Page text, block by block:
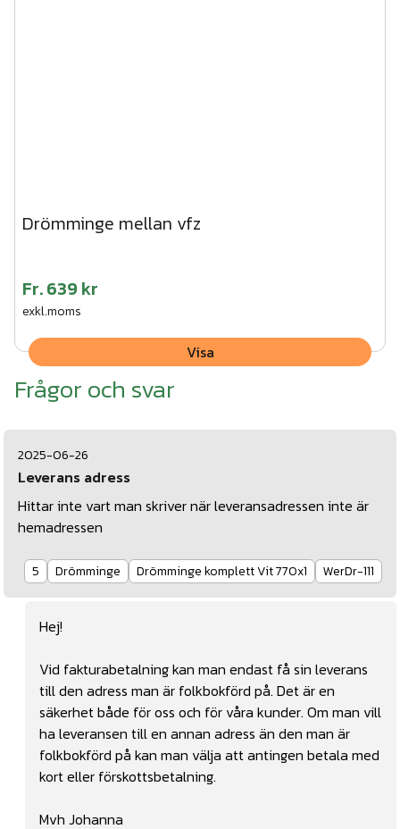
Drömminge mellan vfz
Fr.639 kr
exkl.moms
Visa
Frågor och svar
2025-06-26
Leverans adress
Hittar inte vart man skriver när leveransadressen inte är
hemadressen
5 Drömminge Drömminge komplett Vit 770x1 WerDr-111
Hej!
Vid fakturabetalning kan man endast få sin leverans
till den adress man är folkbokförd på. Det är en
säkerhet både för oss och för våra kunder. Om man vill
ha leveransen till en annan adress än den man är
folkbokförd på kan man välja att antingen betala med
kort eller förskottsbetalning.
Mvh Johanna